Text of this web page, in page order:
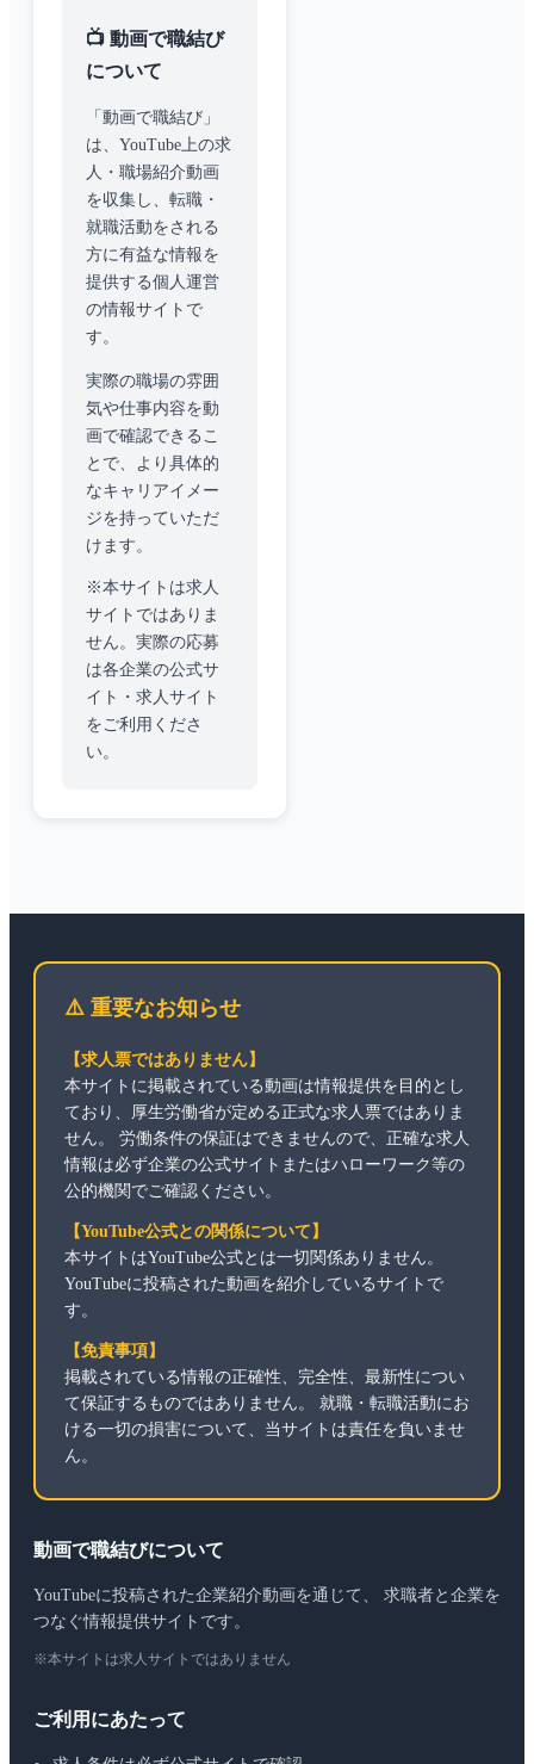
📺 動画で職結び
について
「動画で職結び」
は、YouTube上の求
人・職場紹介動画
を収集し、転職・
就職活動をされる
方に有益な情報を
提供する個人運営
の情報サイトで
す。
実際の職場の雰囲
気や仕事内容を動
画で確認できるこ
とで、より具体的
なキャリアイメー
ジを持っていただ
けます。
※本サイトは求人
サイトではありま
せん。実際の応募
は各企業の公式サ
イト・求人サイト
をご利用くださ
い。
⚠️ 重要なお知らせ
【求人票ではありません】
本サイトに掲載されている動画は情報提供を目的とし
ており、厚生労働省が定める正式な求人票ではありま
せん。 労働条件の保証はできませんので、正確な求人
情報は必ず企業の公式サイトまたはハローワーク等の
公的機関でご確認ください。
【YouTube公式との関係について】
本サイトはYouTube公式とは一切関係ありません。
YouTubeに投稿された動画を紹介しているサイトで
す。
【免責事項】
掲載されている情報の正確性、完全性、最新性につい
て保証するものではありません。 就職・転職活動にお
ける一切の損害について、当サイトは責任を負いませ
ん。
動画で職結びについて
YouTubeに投稿された企業紹介動画を通じて、 求職者と企業を
つなぐ情報提供サイトです。
※本サイトは求人サイトではありません
ご利用にあたって